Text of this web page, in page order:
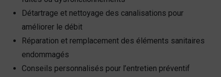
Détartrage et nettoyage des canalisations pour
améliorer le débit
Réparation et remplacement des éléments sanitaires
endommagés
Conseils personnalisés pour l’entretien préventif